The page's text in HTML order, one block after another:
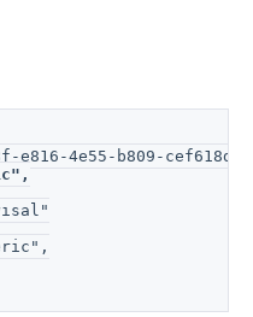
e816-4e55-b809-